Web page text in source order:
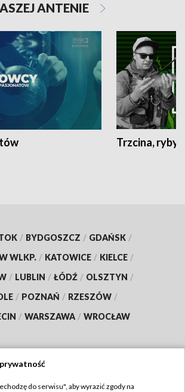
ANTENIE
Trzcina, ryby
/ BYDGOSZCZ / GDAŃSK /
WLKP. / KATOWICE / KIELCE /
/ LUBLIN / ŁÓDŹ / OLSZTYN /
/ POZNAŃ / RZESZÓW /
/ WARSZAWA / WROCŁAW
do serwisu", aby wyrazić zgody na